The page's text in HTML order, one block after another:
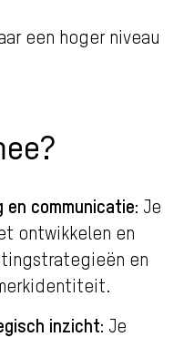
een hoger niveau
en communicatie: Je
ontwikkelen en
en
inzicht: Je